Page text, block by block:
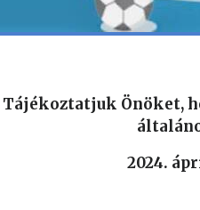
Tájékoztatjuk Önöket,
2024.